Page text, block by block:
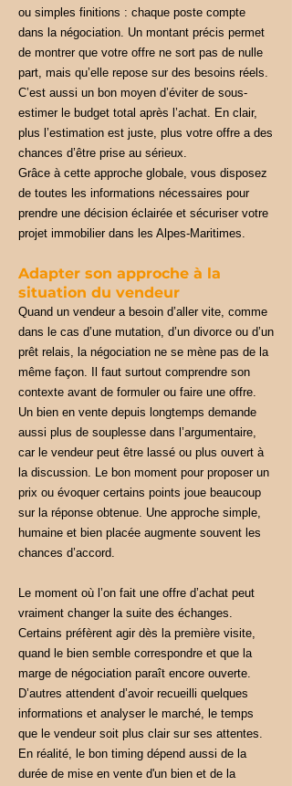
ou simples finitions : chaque poste compte
dans la négociation. Un montant précis permet
de montrer que votre offre ne sort pas de nulle
part, mais qu’elle repose sur des besoins réels.
C’est aussi un bon moyen d’éviter de sous-
estimer le budget total après l’achat. En clair,
plus l’estimation est juste, plus votre offre a des
chances d’être prise au sérieux.
Grâce à cette approche globale, vous disposez
de toutes les informations nécessaires pour
prendre une décision éclairée et sécuriser votre
projet immobilier dans les Alpes-Maritimes.
Adapter son approche à la
situation du vendeur
Quand un vendeur a besoin d’aller vite, comme
dans le cas d’une mutation, d’un divorce ou d’un
prêt relais, la négociation ne se mène pas de la
même façon. Il faut surtout comprendre son
contexte avant de formuler ou faire une offre.
Un bien en vente depuis longtemps demande
aussi plus de souplesse dans l’argumentaire,
car le vendeur peut être lassé ou plus ouvert à
la discussion. Le bon moment pour proposer un
prix ou évoquer certains points joue beaucoup
sur la réponse obtenue. Une approche simple,
humaine et bien placée augmente souvent les
chances d’accord.
Le moment où l’on fait une offre d’achat peut
vraiment changer la suite des échanges.
Certains préfèrent agir dès la première visite,
quand le bien semble correspondre et que la
marge de négociation paraît encore ouverte.
D’autres attendent d’avoir recueilli quelques
informations et analyser le marché, le temps
que le vendeur soit plus clair sur ses attentes.
En réalité, le bon timing dépend aussi de la
durée de mise en vente d'un bien et de la